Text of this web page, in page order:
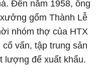
Đến năm 1958, ông
gốm Thành Lễ
nhóm thợ của HTX
vấn, tập trung sản
lượng để xuất khẩu.